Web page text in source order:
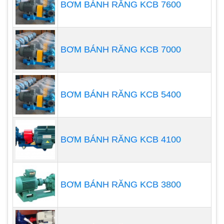
Phạm vi ứng dụng rộng rãi của các loại máy bơm
này là rất đáng kể: với các lĩnh vực thị trường từ đồ
vệ sinh cá nhân và chất tẩy rửa đến dược phẩm,
nước và chất thải, chế biến thực phẩm và đồ uống,
sản xuất điện, chế biến hóa chất, hóa dầu và dầu
khí.
BƠM BÁNH RĂNG KCB 7600
BƠM BÁNH RĂNG KCB 7000
BƠM BÁNH RĂNG KCB 5400
BƠM BÁNH RĂNG KCB 4100
BƠM BÁNH RĂNG KCB 3800